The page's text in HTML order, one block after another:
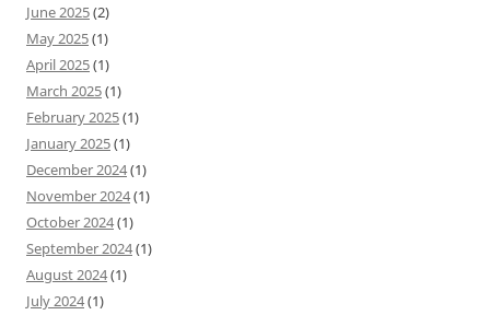
June 2025(2)
May 2025(1)
April 2025(1)
March 2025(1)
February 2025(1)
January 2025(1)
December 2024(1)
November 2024(1)
October 2024(1)
September 2024(1)
August 2024(1)
July 2024(1)